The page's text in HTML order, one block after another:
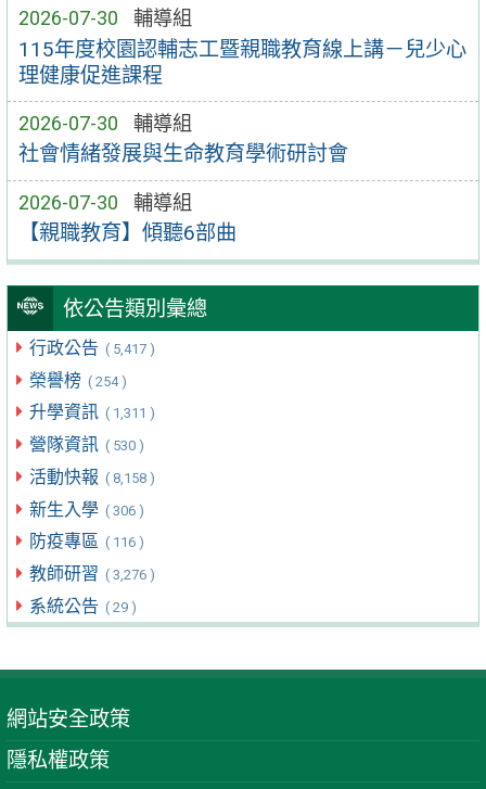
2026-07-30 輔導組
115年度校園認輔志工暨親職教育線上講－兒少心
理健康促進課程
2026-07-30 輔導組
社會情緒發展與生命教育學術研討會
2026-07-30 輔導組
【親職教育】傾聽6部曲
依公告類別彙總
行政公告 ( 5,417 )
榮譽榜 ( 254 )
升學資訊 ( 1,311 )
營隊資訊 ( 530 )
活動快報 ( 8,158 )
新生入學 ( 306 )
防疫專區 ( 116 )
教師研習 ( 3,276 )
系統公告 ( 29 )
網站安全政策
隱私權政策